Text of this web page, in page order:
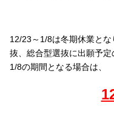
12/23～1/8は冬期休業と
抜、総合型選抜に出願予
1/8の期間となる場合は、